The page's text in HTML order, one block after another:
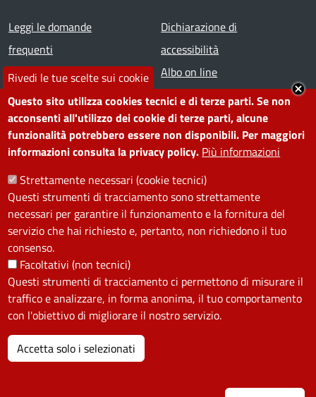
Rivedi le tue scelte sui cookie
Questo sito utilizza cookies tecnici e di terze parti. Se non
acconsenti all'utilizzo dei cookie di terze parti, alcune
funzionalità potrebbero essere non disponibili. Per maggiori
informazioni consulta la privacy policy. Più informazioni
Strettamente necessari (cookie tecnici)
Questi strumenti di tracciamento sono strettamente
necessari per garantire il funzionamento e la fornitura del
servizio che hai richiesto e, pertanto, non richiedono il tuo
consenso.
Facoltativi (non tecnici)
Questi strumenti di tracciamento ci permettono di misurare il
traffico e analizzare, in forma anonima, il tuo comportamento
con l'obiettivo di migliorare il nostro servizio.
Accetta solo i selezionati
Footer menu
Leggi le domande
frequenti
Prenota appuntamento
Segnala disservizio
Amministrazione
trasparente
Note legali
Dichiarazione di
accessibilità
Albo on line
Redazione web
Piano di miglioramento dei
servizi
Contatti
SEGUICI SU
Facebook
Instagram
YouTube
Telegram
WhatsApp
TwitterLinkedin
PRIVACY
Useful links section
La Privacy nel Comune
PRIVACY